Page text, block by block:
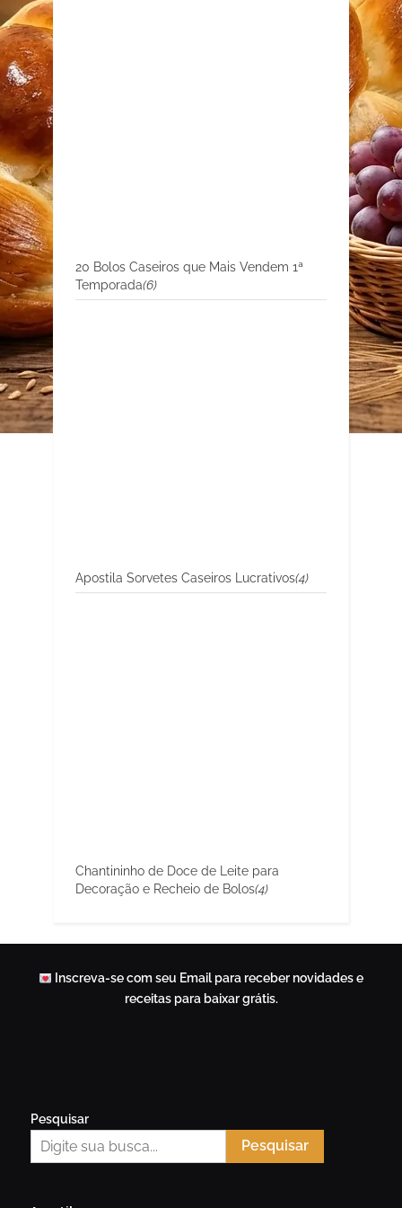
20 Bolos Caseiros que Mais Vendem 1ª
Temporada(6)
Apostila Sorvetes Caseiros Lucrativos(4)
Chantininho de Doce de Leite para
Decoração e Recheio de Bolos(4)
Inscreva-se com seu Email para receber novidades e
receitas para baixar grátis.
Pesquisar
Pesquisar